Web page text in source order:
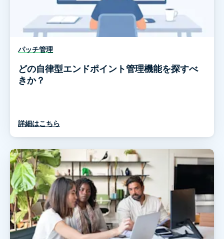
パッチ管理
どの自律型エンドポイント管理機能を探すべ
きか？
詳細はこちら